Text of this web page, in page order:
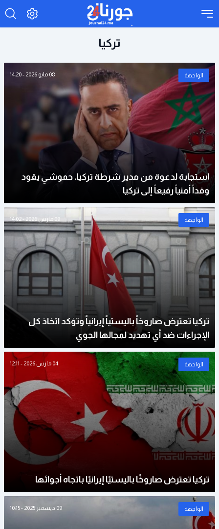
تركيا
الواجهة 08 مايو 2026 - 14:20
استجابة لدعوة من مدير شرطة تركيا، حموشي يقود
وفداً أمنياً رفيعاً إلى تركيا
الواجهة 09 مارس 2026 - 14:02
تركيا تعترض صاروخاً باليستياً إيرانياً وتؤكد اتخاذ كل
الإجراءات ضد أي تهديد لمجالها الجوي
الواجهة 04 مارس 2026 - 12:11
تركيا تعترض صاروخًا باليستيًا إيرانيًا باتجاه أجوائها
الواجهة 09 ديسمبر 2025 - 10:15